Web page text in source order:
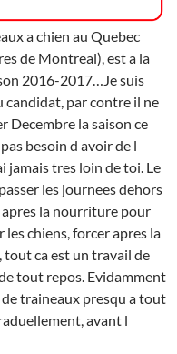
a chien au Quebec
de Montreal), est a la
2016-2017…Je suis
candidat, par contre il ne
Decembre la saison ce
besoin d avoir de l
jamais tres loin de toi. Le
les journees dehors
la nourriture pour
chiens, forcer apres la
tout ca est un travail de
tout repos. Evidamment
de traineaux presqu a tout
avant l